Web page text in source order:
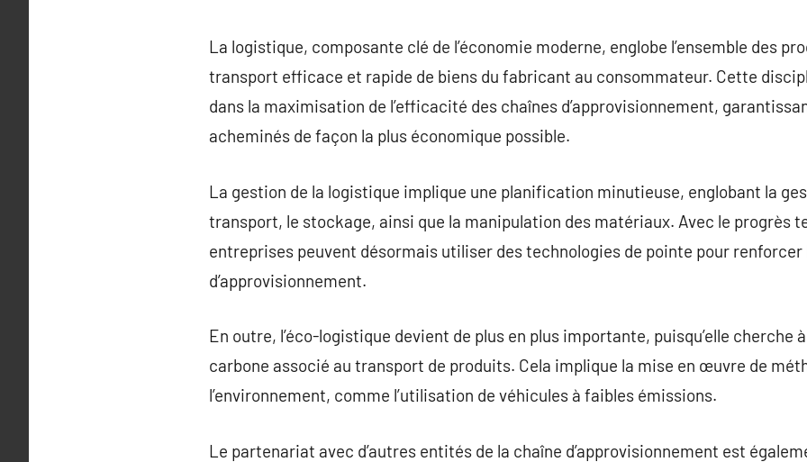
La logistique, composante clé de l’économie moderne, englobe l’ensemble des
transport efficace et rapide de biens du fabricant au consommateur. Cette
dans la maximisation de l’efficacité des chaînes d’approvisionnement,
acheminés de façon la plus économique possible.
La gestion de la logistique implique une planification minutieuse, englobant la
transport, le stockage, ainsi que la manipulation des matériaux. Avec le progrès
entreprises peuvent désormais utiliser des technologies de pointe pour renforcer
d’approvisionnement.
En outre, l’éco-logistique devient de plus en plus importante, puisqu’elle cherche
carbone associé au transport de produits. Cela implique la mise en œuvre de
l’environnement, comme l’utilisation de véhicules à faibles émissions.
Le partenariat avec d’autres entités de la chaîne d’approvisionnement est